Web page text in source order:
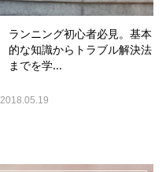
ランニング初心者必見。基本
的な知識からトラブル解決法
までを学...
2018.05.19